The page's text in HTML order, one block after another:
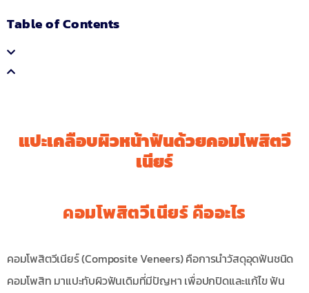
Table of Contents
แปะเคลือบผิวหน้าฟันด้วยคอมโพสิตวี
เนียร์
คอมโพสิตวีเนียร์ คืออะไร
คอมโพสิตวีเนียร์ (Composite Veneers) คือการนำวัสดุอุดฟันชนิด
คอมโพสิท มาแปะทับผิวฟันเดิมที่มีปัญหา เพื่อปกปิดและแก้ไข ฟัน